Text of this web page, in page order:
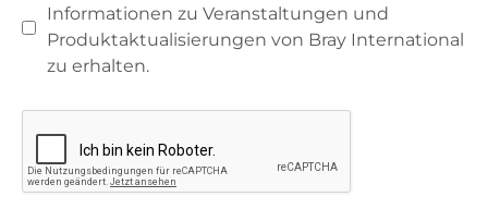
Informationen zu Veranstaltungen und
Produktaktualisierungen von Bray International
zu erhalten.